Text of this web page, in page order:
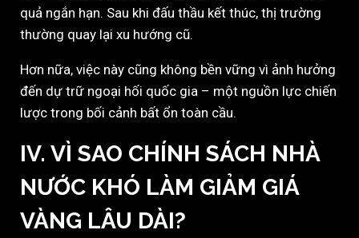
quả ngắn hạn. Sau khi đấu thầu kết thúc, thị trường
thường quay lại xu hướng cũ.
Hơn nữa, việc này cũng không bền vững vì ảnh hưởng
đến dự trữ ngoại hối quốc gia – một nguồn lực chiến
lược trong bối cảnh bất ổn toàn cầu.
IV. VÌ SAO CHÍNH SÁCH NHÀ
NƯỚC KHÓ LÀM GIẢM GIÁ
VÀNG LÂU DÀI?